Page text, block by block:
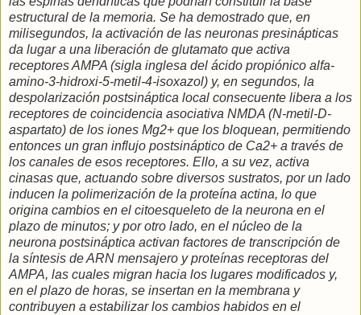
estructural de la memoria. Se ha demostrado que, en
milisegundos, la activación de las neuronas presinápticas
da lugar a una liberación de glutamato que activa
receptores AMPA (sigla inglesa del ácido propiónico alfa-
amino-3-hidroxi-5-metil-4-isoxazol) y, en segundos, la
despolarización postsináptica local consecuente libera a los
receptores de coincidencia asociativa NMDA (N-metil-D-
aspartato) de los iones Mg2+ que los bloquean, permitiendo
entonces un gran influjo postsináptico de Ca2+ a través de
los canales de esos receptores. Ello, a su vez, activa
cinasas que, actuando sobre diversos sustratos, por un lado
inducen la polimerización de la proteína actina, lo que
origina cambios en el citoesqueleto de la neurona en el
plazo de minutos; y por otro lado, en el núcleo de la
neurona postsináptica activan factores de transcripción de
la síntesis de ARN mensajero y proteínas receptoras del
AMPA, las cuales migran hacia los lugares modificados y,
en el plazo de horas, se insertan en la membrana y
contribuyen a estabilizar los cambios habidos en el